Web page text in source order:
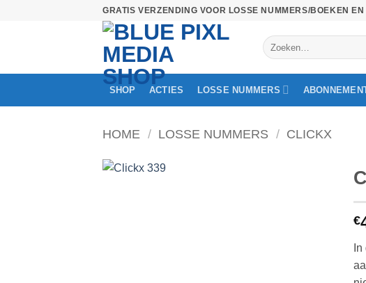
GRATIS VERZENDING VOOR LOSSE NUMMERS/BOEKEN
Zoeken
naar:
SHOP ACTIES LOSSE NUMMERS
HOME / LOSSE NUMMERS / CLICKX
€